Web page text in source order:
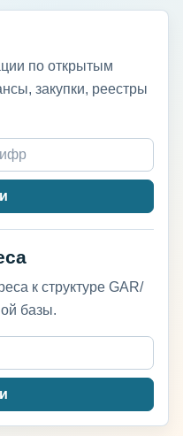
по открытым
закупки, реестры
к структуре GAR/
базы.